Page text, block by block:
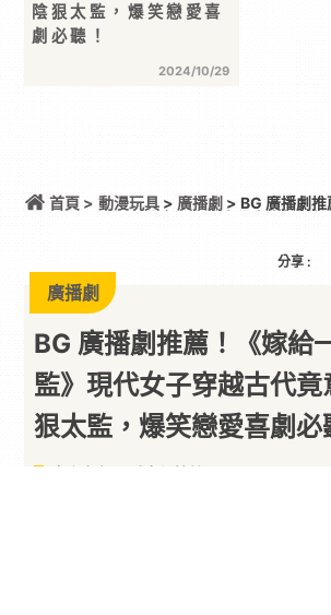
陰狠太監，爆笑戀愛喜
劇必聽！
2024/10/29
首頁 > 動漫玩具> 廣播劇 > BG 廣播劇
分享 :
廣播劇
BG 廣播劇推薦！《嫁給
監》現代女子穿越古代
狠太監，爆笑戀愛喜劇必